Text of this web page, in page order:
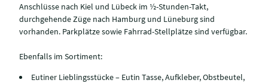
Anschlüsse nach Kiel und Lübeck im ½-Stunden-Takt,
durchgehende Züge nach Hamburg und Lüneburg sind
vorhanden. Parkplätze sowie Fahrrad-Stellplätze sind verfügbar.
Ebenfalls im Sortiment:
Eutiner Lieblingsstücke – Eutin Tasse, Aufkleber, Obstbeutel,